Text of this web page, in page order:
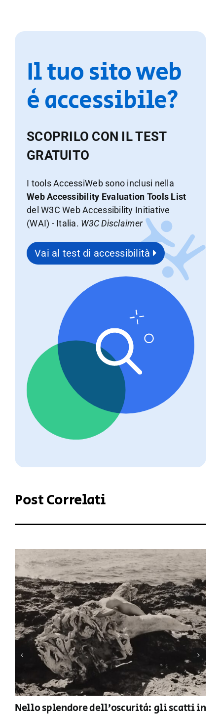
Il tuo sito web
è accessibile?
SCOPRILO CON IL TEST
GRATUITO
I tools AccessiWeb sono inclusi nella
Web Accessibility Evaluation Tools List
del W3C Web Accessibility Initiative
(WAI) - Italia. W3C Disclaimer
Vai al test di accessibilità
Post Correlati
Nello splendore dell’oscurità: gli scatti in